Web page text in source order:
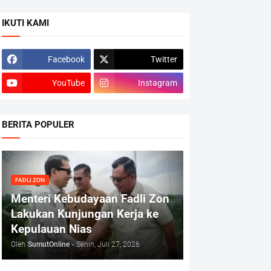
IKUTI KAMI
Facebook Twitter
YouTube Instagram
BERITA POPULER
FADLI ZON
Menteri Kebudayaan Fadli Zon
Lakukan Kunjungan Kerja ke
Kepulauan Nias
Oleh SumutOnline - Senin, Juli 27, 2026